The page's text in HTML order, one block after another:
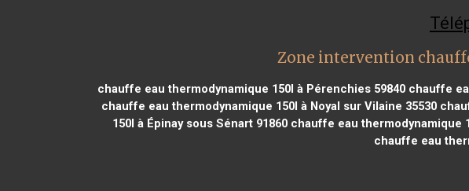
Zone intervention
chauffe eau thermodynamique 150l à Pérenchies 59840 chauffe
chauffe eau thermodynamique 150l à Noyal sur Vilaine 35530
150l à Épinay sous Sénart 91860chauffe eau thermodynamique
chauffe eau